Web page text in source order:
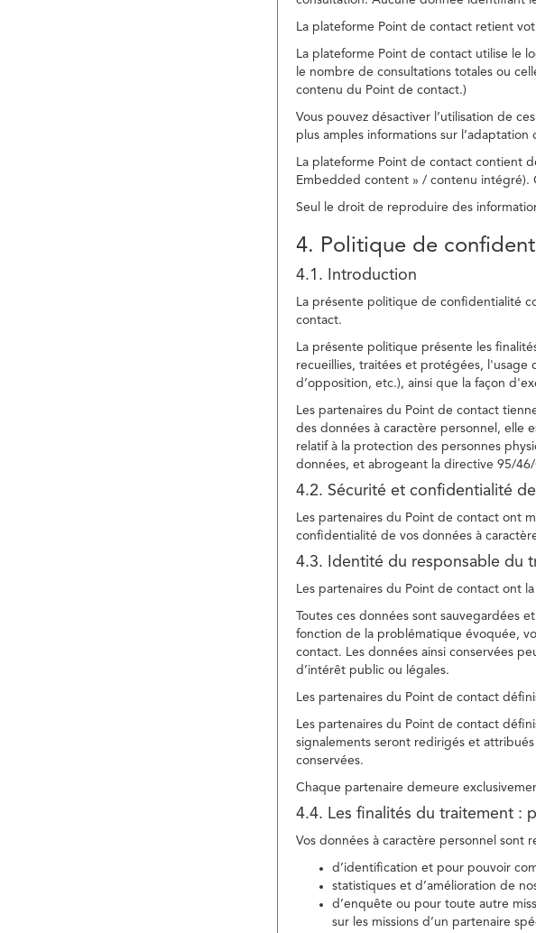
La plateforme Point de contact retient
La plateforme Point de contact utilise le
le nombre de consultations totales ou
contenu du Point de contact.)
Vous pouvez désactiver l’utilisation de
plus amples informations sur
La plateforme Point de contact contient
Embedded content » / contenu intégré).
Seul le droit de reproduire des
4. Politique de
4.1. Introduction
La présente politique de confidentialité
contact.
La présente politique présente les
recueillies, traitées et protégées, l'usage
d’opposition, etc.), ainsi que la façon
Les partenaires du Point de contact
des données à caractère personnel, elle
relatif à la protection des personnes
données, et abrogeant la directive 95/46/
4.2. Sécurité et confidentialité
Les partenaires du Point de contact ont
confidentialité de vos données à
4.3. Identité du responsable du
Les partenaires du Point de contact ont
Toutes ces données sont sauvegardées
fonction de la problématique évoquée,
contact. Les données ainsi conservées
d’intérêt public ou légales.
Les partenaires du Point de contact
Les partenaires du Point de contact
signalements seront redirigés et
conservées.
Chaque partenaire demeure
4.4. Les finalités du traitement :
Vos données à caractère personnel sont
d’identification et pour pouvoir
statistiques et d’amélioration de
d’enquête ou pour toute autre
sur les missions d’un partenaire